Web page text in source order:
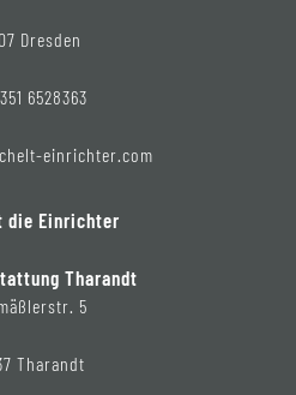
Dresden
6528363
einrichter.com
die Einrichter
Tharandt
5
Tharandt